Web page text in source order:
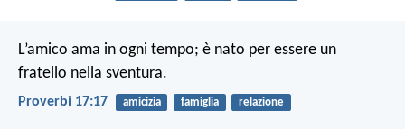
L’amico ama in ogni tempo; è nato per essere un
fratello nella sventura.
Proverbi 17:17 amicizia famiglia relazione